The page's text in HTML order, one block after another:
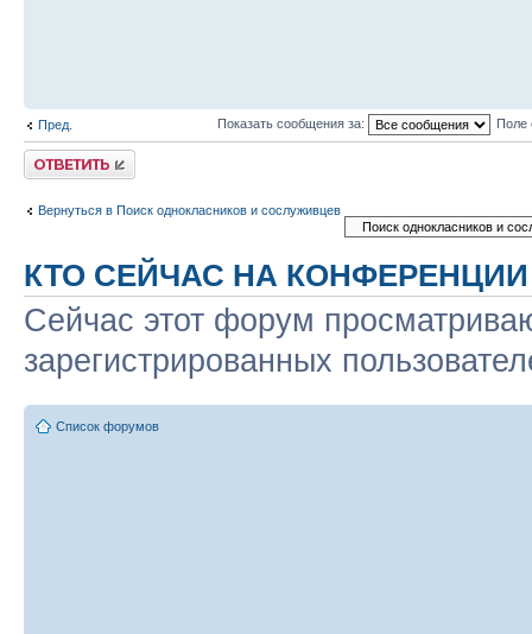
Пред. Показать сообщения за: Поле
Ответить
Вернуться в Поиск однокласников и сослуживцев
КТО СЕЙЧАС НА КОНФЕРЕНЦИИ
Сейчас этот форум
зарегистрированных
Список форумов